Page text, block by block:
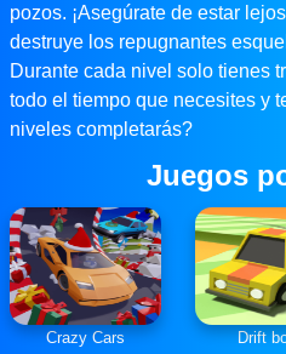
pozos. ¡Asegúrate de estar
destruye los repugnantes
Durante cada nivel solo tienes
todo el tiempo que necesites y
niveles completarás?
Juegos
Crazy Cars Drift